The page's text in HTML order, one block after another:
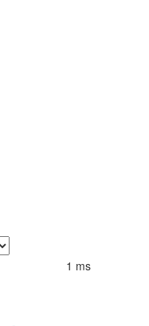
1 ms